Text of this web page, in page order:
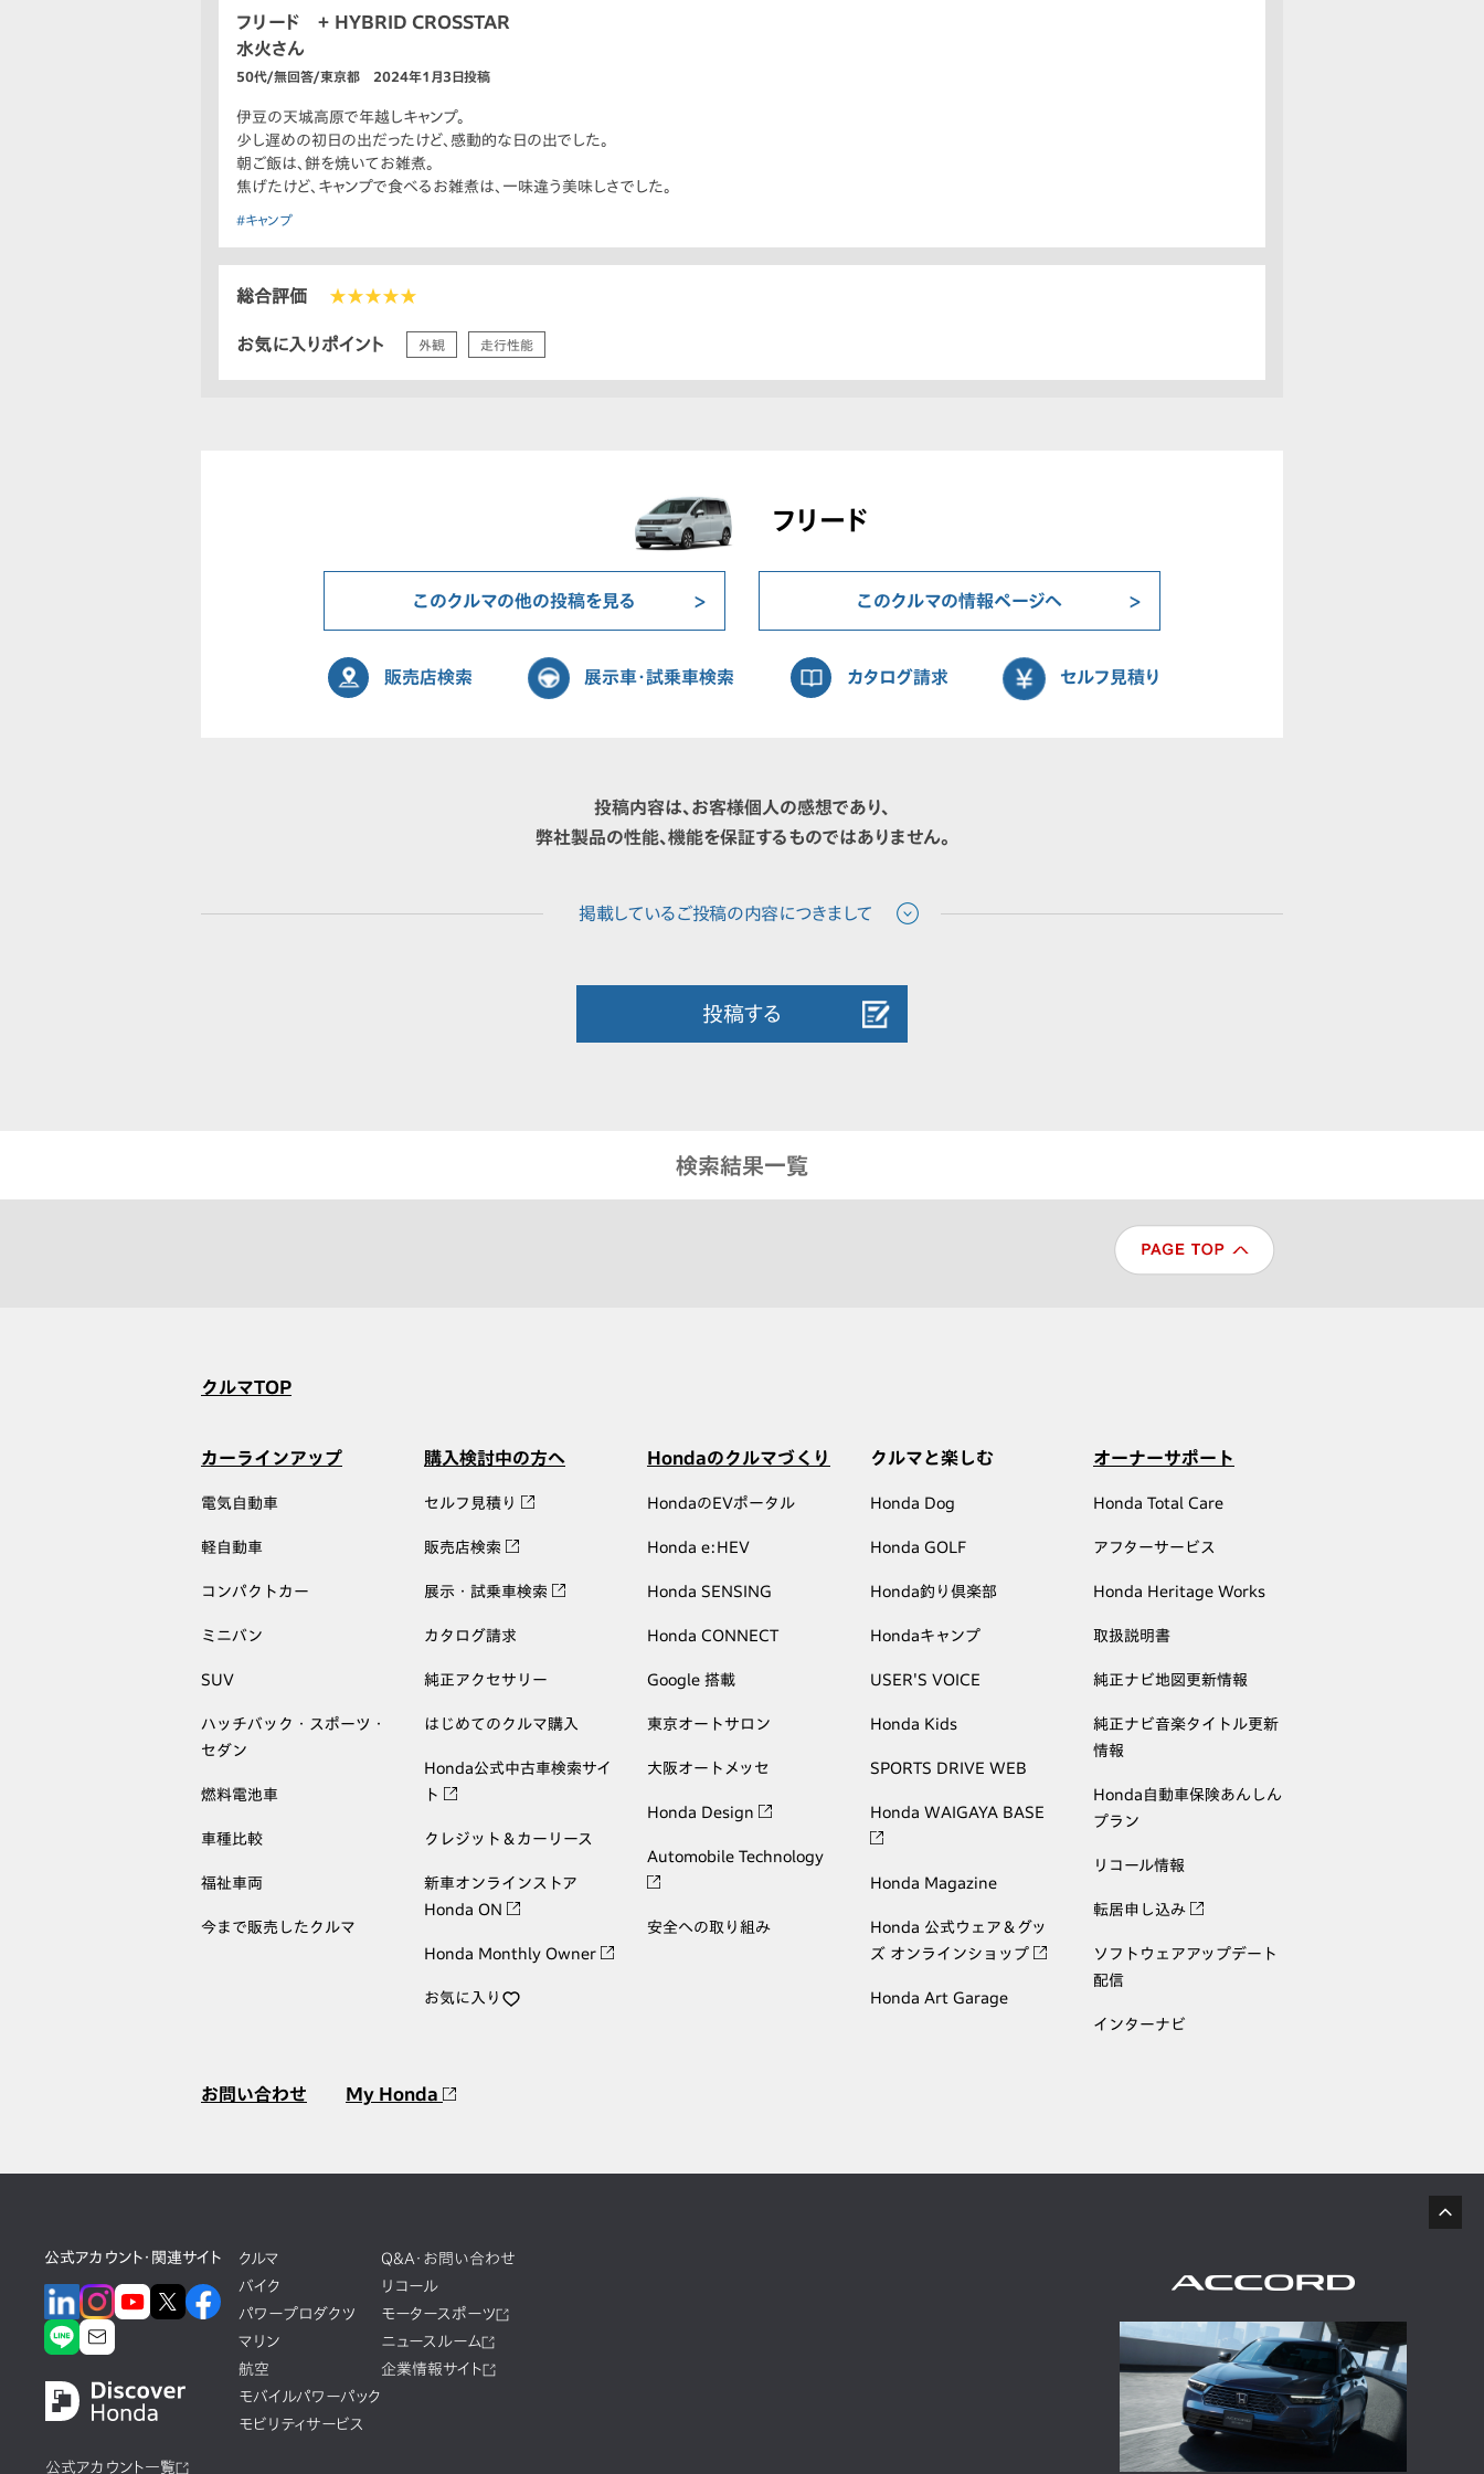
フリード ＋ HYBRID CROSSTAR
水火さん
50代/無回答/東京都 2024年1月3日投稿
伊豆の天城高原で年越しキャンプ。
少し遅めの初日の出だったけど、感動的な日の出でした。
朝ご飯は、餅を焼いてお雑煮。
焦げたけど、キャンプで食べるお雑煮は、一味違う美味しさでした。
#キャンプ
総合評価 ★★★★★
お気に入りポイント 外観 走行性能
フリード
このクルマの他の投稿を見る このクルマの情報ページへ
販売店検索 展示車・試乗車検索 カタログ請求 セルフ見積り
投稿内容は、お客様個人の感想であり、
弊社製品の性能、機能を保証するものではありません。
投稿する
検索結果一覧
クルマTOP
カーラインアップ
電気自動車
軽自動車
コンパクトカー
ミニバン
SUV
ハッチバック・スポーツ・
セダン
燃料電池車
車種比較
福祉車両
今まで販売したクルマ
購入検討中の方へ
セルフ見積り
販売店検索
展示・試乗車検索
カタログ請求
純正アクセサリー
はじめてのクルマ購入
Honda公式中古車検索サイ
ト
クレジット＆カーリース
新車オンラインストア
Honda ON
Honda Monthly Owner
お気に入り
Hondaのクルマづくり
HondaのEVポータル
Honda e:HEV
Honda SENSING
Honda CONNECT
Google 搭載
東京オートサロン
大阪オートメッセ
Honda Design
Automobile Technology
安全への取り組み
クルマと楽しむ
Honda Dog
Honda GOLF
Honda釣り倶楽部
Hondaキャンプ
USER'S VOICE
Honda Kids
SPORTS DRIVE WEB
Honda WAIGAYA BASE
Honda Magazine
Honda 公式ウェア＆グッ
ズ オンラインショップ
Honda Art Garage
オーナーサポート
Honda Total Care
アフターサービス
Honda Heritage Works
取扱説明書
純正ナビ地図更新情報
純正ナビ音楽タイトル更新
情報
Honda自動車保険あんしん
プラン
リコール情報
転居申し込み
ソフトウェアアップデート
配信
インターナビ
お問い合わせ My Honda
公式アカウント・関連サイト
公式アカウント一覧
クルマ
バイク
パワープロダクツ
マリン
航空
モバイルパワーパック
モビリティサービス
Q&A・お問い合わせ
リコール
モータースポーツ
ニュースルーム
企業情報サイト